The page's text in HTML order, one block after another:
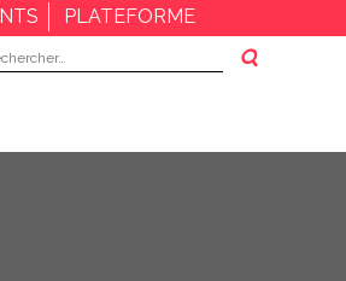
PLATEFORME
: